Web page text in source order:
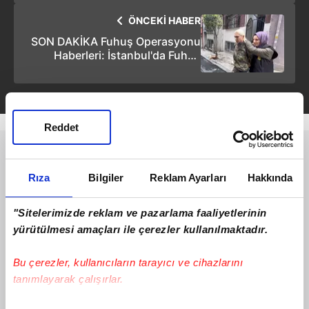
Rıza Bilgiler Reklam Ayarları Hakkında
"Sitelerimizde reklam ve pazarlama faaliyetlerinin
yürütülmesi amaçları ile çerezler kullanılmaktadır.
Bu çerezler, kullanıcıların tarayıcı ve cihazlarını
tanımlayarak çalışırlar.
Reddet
ÖNCEKİ HABER
SON DAKİKA Fuhuş Operasyonu
Haberleri: İstanbul'da Fuhuş
hasta bakıcılığı! İş: Fuhuş!
Enselendiler!